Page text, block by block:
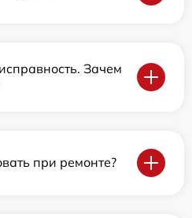
Зачем
при ремонте?